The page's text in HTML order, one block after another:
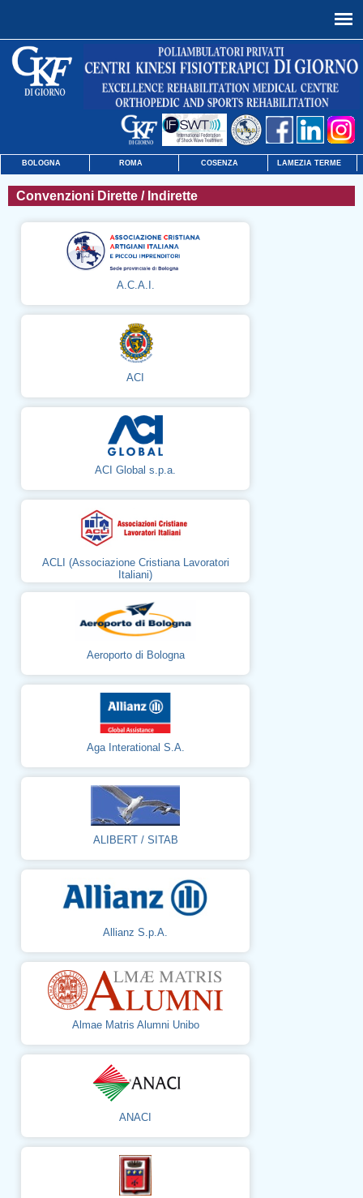
BOLOGNA ROMA COSENZA LAMEZIA TERME
Convenzioni Dirette / Indirette
A.C.A.I.
ACI
ACI Global s.p.a.
ACLI (Associazione Cristiana Lavoratori
Italiani)
Aeroporto di Bologna
Aga Interational S.A.
ALIBERT / SITAB
Allianz S.p.A.
Almae Matris Alumni Unibo
ANACI